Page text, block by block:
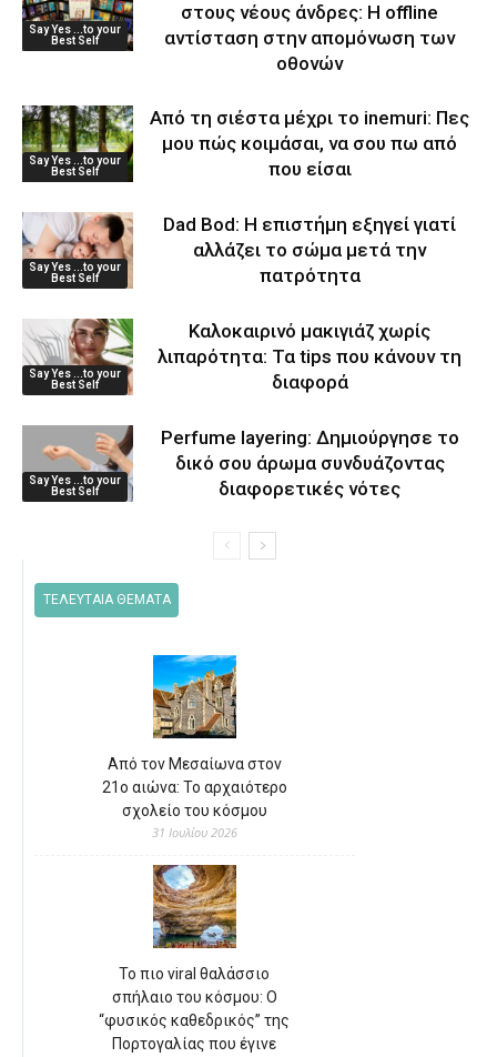
Say Yes ...to your
Best Self
στους νέους άνδρες: Η offline
αντίσταση στην απομόνωση των
οθονών
Say Yes ...to your
Best Self
Από τη σιέστα μέχρι το inemuri: Πες
μου πώς κοιμάσαι, να σου πω από
που είσαι
Say Yes ...to your
Best Self
Dad Bod: Η επιστήμη εξηγεί γιατί
αλλάζει το σώμα μετά την
πατρότητα
Say Yes ...to your
Best Self
Καλοκαιρινό μακιγιάζ χωρίς
λιπαρότητα: Τα tips που κάνουν τη
διαφορά
Say Yes ...to your
Best Self
Perfume layering: Δημιούργησε το
δικό σου άρωμα συνδυάζοντας
διαφορετικές νότες
ΤΕΛΕΥΤΑΙΑ ΘΕΜΑΤΑ
Από τον Μεσαίωνα στον
21ο αιώνα: Το αρχαιότερο
σχολείο του κόσμου
31 Ιουλίου 2026
Το πιο viral θαλάσσιο
σπήλαιο του κόσμου: Ο
“φυσικός καθεδρικός” της
Πορτογαλίας που έγινε